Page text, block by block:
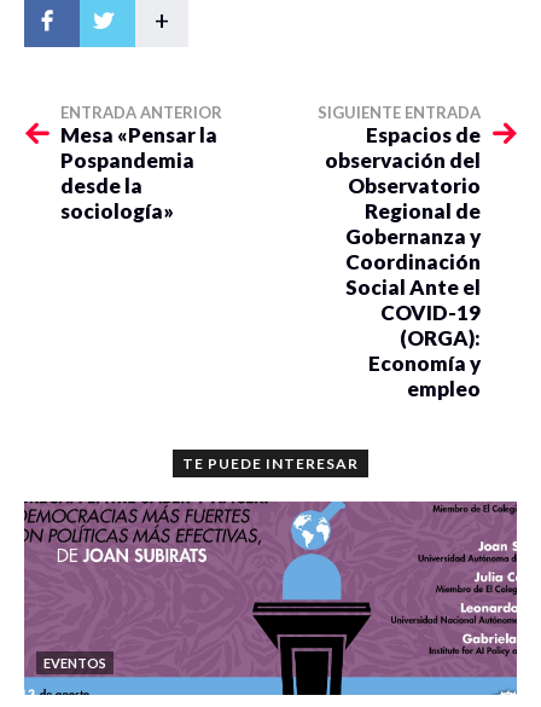
+
ENTRADA ANTERIOR
Mesa «Pensar la
Pospandemia
desde la
sociología»
SIGUIENTE ENTRADA
Espacios de
observación del
Observatorio
Regional de
Gobernanza y
Coordinación
Social Ante el
COVID-19
(ORGA):
Economía y
empleo
TE PUEDE INTERESAR
EVENTOS